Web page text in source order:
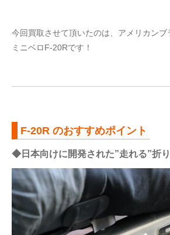
今回買取させて頂いたのは、アメリカンブ
ミニベロF-20Rです！
F-20R のおすすめポイント
◆日本向けに開発された”走れる”折